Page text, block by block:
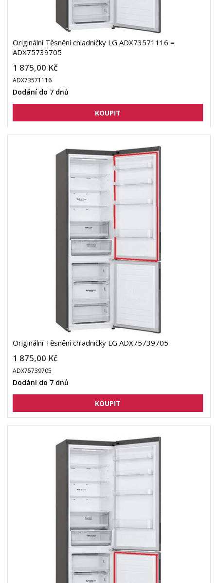
Originální Těsnění chladničky LG ADX73571116 =
ADX75739705
1 875,00 Kč
ADX73571116
Dodání do 7 dnů
Originální Těsnění chladničky LG ADX75739705
1 875,00 Kč
ADX75739705
Dodání do 7 dnů